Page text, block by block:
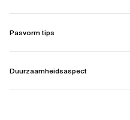
Pasvorm tips
Duurzaamheidsaspect